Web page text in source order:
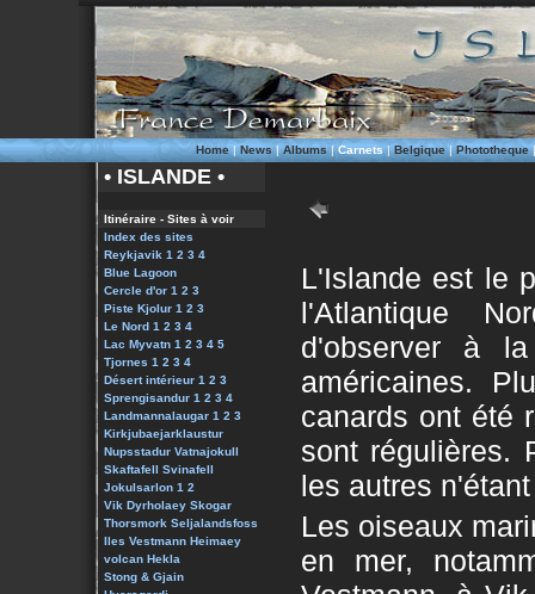
Home|News|Albums|Carnets |Belgique|Phototheque
• ISLANDE •
Itinéraire - Sites à voir
Index des sites
Reykjavik 1 2 3 4
Blue Lagoon
Cercle d'or 1 2 3
Piste Kjolur 1 2 3
Le Nord 1 2 3 4
Lac Myvatn 1 2 3 4 5
Tjornes 1 2 3 4
Désert intérieur 1 2 3
Sprengisandur 1 2 3 4
Landmannalaugar 1 2 3
Kirkjubaejarklaustur
Nupsstadur Vatnajokull
Skaftafell Svinafell
Jokulsarlon 1 2
Vik Dyrholaey Skogar
Thorsmork Seljalandsfoss
Iles Vestmann Heimaey
volcan Hekla
Stong & Gjain
L'Islande est le
l'Atlantique
d'observer à
américaines.
canards ont été
sont régulières.
les autres
Les oiseaux
en mer,